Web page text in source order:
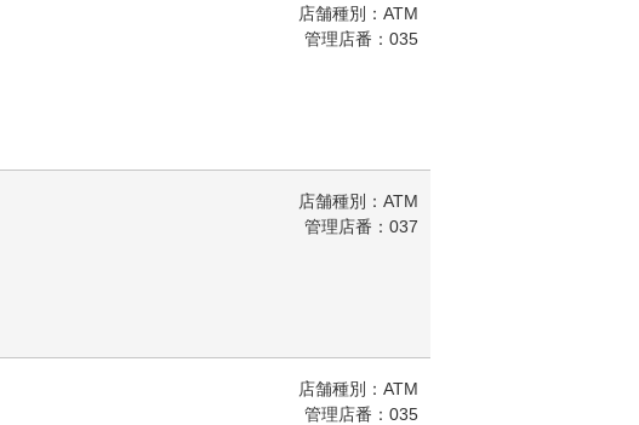
店舗種別：ATM
管理店番：035
店舗種別：ATM
管理店番：037
店舗種別：ATM
管理店番：035